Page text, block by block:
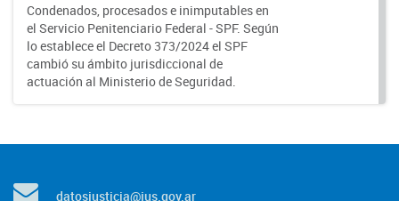
Condenados, procesados e inimputables en
el Servicio Penitenciario Federal - SPF. Según
lo establece el Decreto 373/2024 el SPF
cambió su ámbito jurisdiccional de
actuación al Ministerio de Seguridad.
datosjusticia@jus.gov.ar